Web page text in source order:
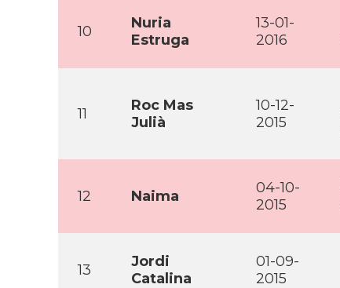
10
Nuria
Estruga
13-01-
2016
11
Roc Mas
Julià
10-12-
2015
12 Naima
04-10-
2015
13
Jordi
Catalina
01-09-
2015